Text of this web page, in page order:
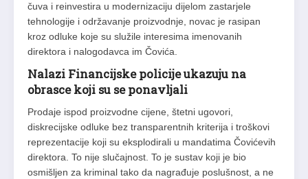
čuva i reinvestira u modernizaciju dijelom zastarjele
tehnologije i održavanje proizvodnje, novac je rasipan
kroz odluke koje su služile interesima imenovanih
direktora i nalogodavca im Čovića.
Nalazi Financijske policije ukazuju na
obrasce koji su se ponavljali
Prodaje ispod proizvodne cijene, štetni ugovori,
diskrecijske odluke bez transparentnih kriterija i troškovi
reprezentacije koji su eksplodirali u mandatima Čovićevih
direktora. To nije slučajnost. To je sustav koji je bio
osmišljen za kriminal tako da nagrađuje poslušnost, a ne